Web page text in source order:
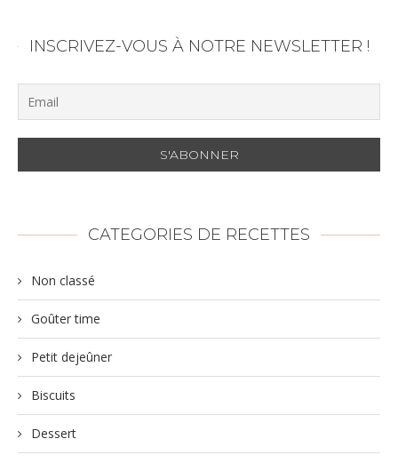
INSCRIVEZ-VOUS À NOTRE NEWSLETTER !
CATEGORIES DE RECETTES
Non classé
Goûter time
Petit dejeûner
Biscuits
Dessert